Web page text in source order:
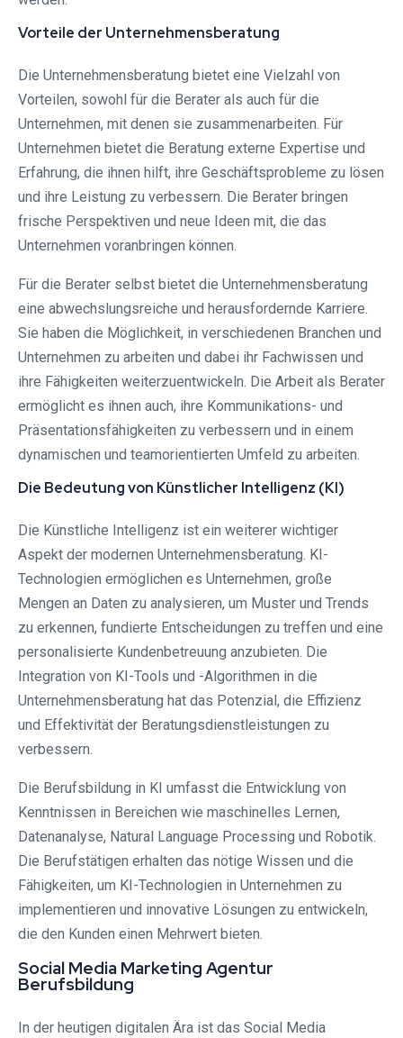
Vorteile der Unternehmensberatung
Die Unternehmensberatung bietet eine Vielzahl von
Vorteilen, sowohl für die Berater als auch für die
Unternehmen, mit denen sie zusammenarbeiten. Für
Unternehmen bietet die Beratung externe Expertise und
Erfahrung, die ihnen hilft, ihre Geschäftsprobleme zu lösen
und ihre Leistung zu verbessern. Die Berater bringen
frische Perspektiven und neue Ideen mit, die das
Unternehmen voranbringen können.
Für die Berater selbst bietet die Unternehmensberatung
eine abwechslungsreiche und herausfordernde Karriere.
Sie haben die Möglichkeit, in verschiedenen Branchen und
Unternehmen zu arbeiten und dabei ihr Fachwissen und
ihre Fähigkeiten weiterzuentwickeln. Die Arbeit als Berater
ermöglicht es ihnen auch, ihre Kommunikations- und
Präsentationsfähigkeiten zu verbessern und in einem
dynamischen und teamorientierten Umfeld zu arbeiten.
Die Bedeutung von Künstlicher Intelligenz (KI)
Die Künstliche Intelligenz ist ein weiterer wichtiger
Aspekt der modernen Unternehmensberatung. KI-
Technologien ermöglichen es Unternehmen, große
Mengen an Daten zu analysieren, um Muster und Trends
zu erkennen, fundierte Entscheidungen zu treffen und eine
personalisierte Kundenbetreuung anzubieten. Die
Integration von KI-Tools und -Algorithmen in die
Unternehmensberatung hat das Potenzial, die Effizienz
und Effektivität der Beratungsdienstleistungen zu
verbessern.
Die Berufsbildung in KI umfasst die Entwicklung von
Kenntnissen in Bereichen wie maschinelles Lernen,
Datenanalyse, Natural Language Processing und Robotik.
Die Berufstätigen erhalten das nötige Wissen und die
Fähigkeiten, um KI-Technologien in Unternehmen zu
implementieren und innovative Lösungen zu entwickeln,
die den Kunden einen Mehrwert bieten.
Social Media Marketing Agentur
Berufsbildung
In der heutigen digitalen Ära ist das Social Media